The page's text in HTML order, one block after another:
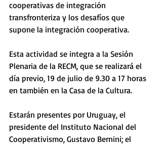
cooperativas de integración
transfronteriza y los desafíos que
supone la integración cooperativa.
Esta actividad se integra a la Sesión
Plenaria de la RECM, que se realizará el
día previo, 19 de julio de 9.30 a 17 horas
en también en la Casa de la Cultura.
Estarán presentes por Uruguay, el
presidente del Instituto Nacional del
Cooperativismo, Gustavo Bernini; el